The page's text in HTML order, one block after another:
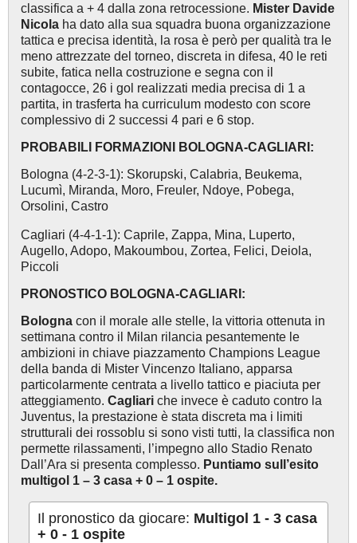
classifica a + 4 dalla zona retrocessione. Mister Davide
Nicola ha dato alla sua squadra buona organizzazione
tattica e precisa identità, la rosa è però per qualità tra le
meno attrezzate del torneo, discreta in difesa, 40 le reti
subite, fatica nella costruzione e segna con il
contagocce, 26 i gol realizzati media precisa di 1 a
partita, in trasferta ha curriculum modesto con score
complessivo di 2 successi 4 pari e 6 stop.
PROBABILI FORMAZIONI BOLOGNA-CAGLIARI:
Bologna (4-2-3-1): Skorupski, Calabria, Beukema,
Lucumì, Miranda, Moro, Freuler, Ndoye, Pobega,
Orsolini, Castro
Cagliari (4-4-1-1): Caprile, Zappa, Mina, Luperto,
Augello, Adopo, Makoumbou, Zortea, Felici, Deiola,
Piccoli
PRONOSTICO BOLOGNA-CAGLIARI:
Bologna con il morale alle stelle, la vittoria ottenuta in
settimana contro il Milan rilancia pesantemente le
ambizioni in chiave piazzamento Champions League
della banda di Mister Vincenzo Italiano, apparsa
particolarmente centrata a livello tattico e piaciuta per
atteggiamento. Cagliari che invece è caduto contro la
Juventus, la prestazione è stata discreta ma i limiti
strutturali dei rossoblu si sono visti tutti, la classifica non
permette rilassamenti, l’impegno allo Stadio Renato
Dall’Ara si presenta complesso. Puntiamo sull’esito
multigol 1 – 3 casa + 0 – 1 ospite.
Il pronostico da giocare: Multigol 1 - 3 casa
+ 0 - 1 ospite